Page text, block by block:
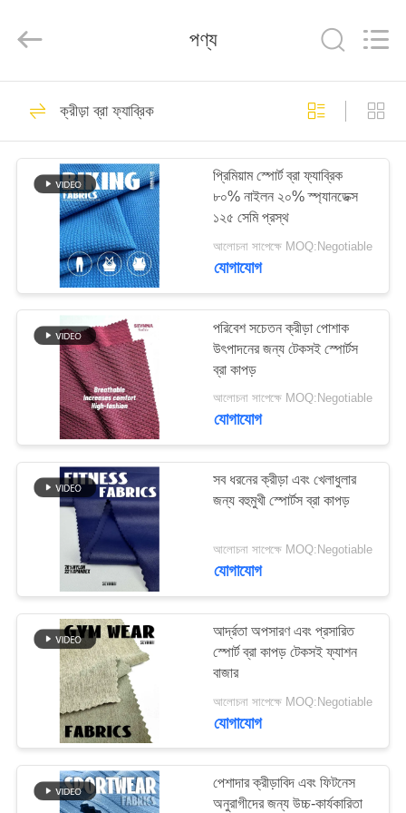
পণ্য
আমাদের
সম্পর্কে
কারখানা
নিয়ন্ত্রণ
যোগাযোগ
করুন
সাইট
ম্যাপ
TEXTILE.
পুনর্ব্যবহৃত সুইমওয়্যার
ফ্যাব্রিক
313
পুনর্ব্যবহৃত নাইলন ফ্যাব্রিক
150
পুনর্ব্যবহৃত পলিয়েস্টার
আমদানি
117
পুনর্ব্যবহৃত লিক্রা ফ্যাব্রিক
পণ্য
ক্রীড়া ব্রা ফ্যাব্রিক
প্রিমিয়াম স্পোর্ট ব্রা ফ্যাব্রিক
৮০% নাইলন ২০% স্প্যানডেক্স
১২৫ সেমি প্রস্থ
আলোচনা সাপেক্ষে MOQ:Negotiable
যোগাযোগ
পরিবেশ সচেতন ক্রীড়া পোশাক
উৎপাদনের জন্য টেকসই স্পোর্টস
ব্রা কাপড়
আলোচনা সাপেক্ষে MOQ:Negotiable
যোগাযোগ
সব ধরনের ক্রীড়া এবং খেলাধুলার
জন্য বহুমুখী স্পোর্টস ব্রা কাপড়
আলোচনা সাপেক্ষে MOQ:Negotiable
যোগাযোগ
আর্দ্রতা অপসারণ এবং প্রসারিত
স্পোর্ট ব্রা কাপড় টেকসই ফ্যাশন
বাজার
আলোচনা সাপেক্ষে MOQ:Negotiable
যোগাযোগ
পেশাদার ক্রীড়াবিদ এবং ফিটনেস
অনুরাগীদের জন্য উচ্চ-কার্যকারিতা